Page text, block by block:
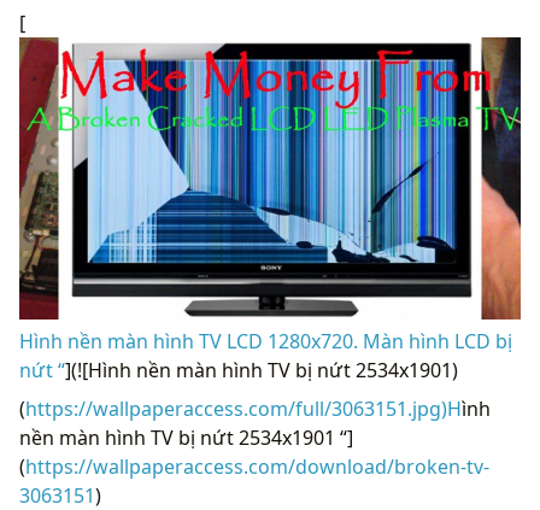
[
Hình nền màn hình TV LCD 1280x720. Màn hình LCD bị
nứt “](![Hình nền màn hình TV bị nứt 2534x1901)
(https://wallpaperaccess.com/full/3063151.jpg)Hình
nền màn hình TV bị nứt 2534x1901 “]
(https://wallpaperaccess.com/download/broken-tv-
3063151)